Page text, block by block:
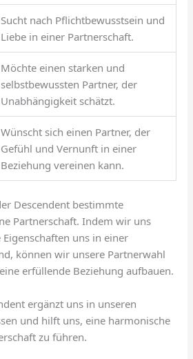
Sucht nach Pflichtbewusstsein und
Liebe in einer Partnerschaft.
Möchte einen starken und
selbstbewussten Partner, der
Unabhängigkeit schätzt.
Wünscht sich einen Partner, der
Gefühl und Vernunft in einer
Beziehung vereinen kann.
Descendent bestimmte
Partnerschaft. Indem wir uns
uns in einer
können wir unsere Partnerwahl
erfüllende Beziehung aufbauen.
ergänzt uns in unseren
und hilft uns, eine harmonische
zu führen.